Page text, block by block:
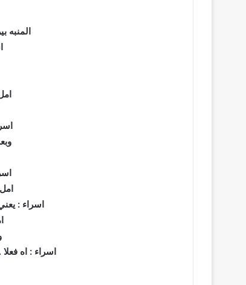
المنبه
اسراء :
اسراء : اه